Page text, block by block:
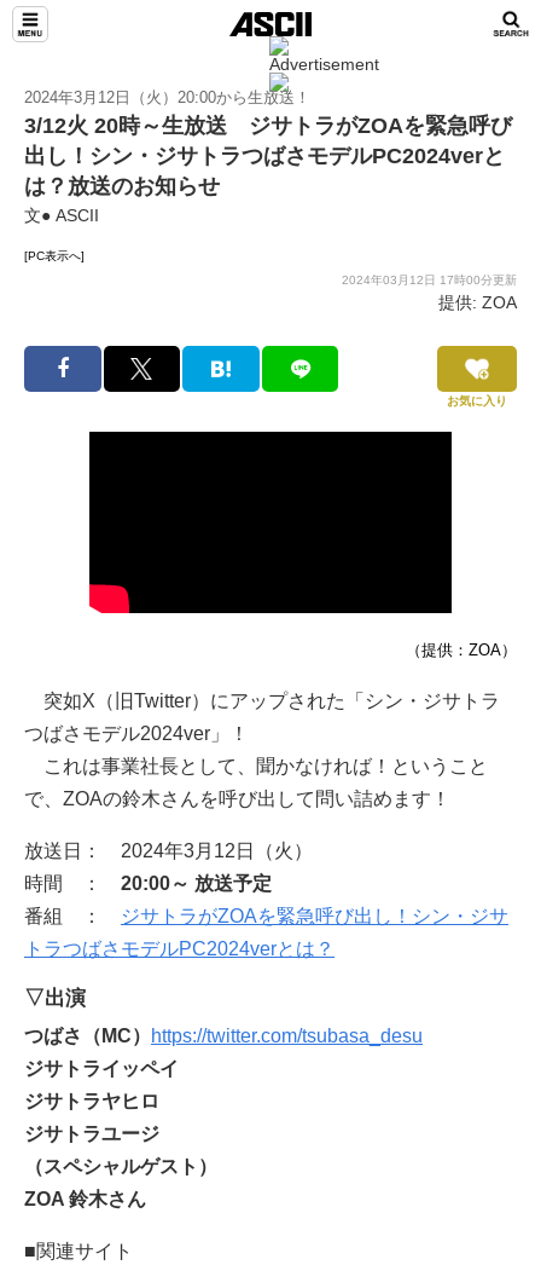
2024年3月12日（火）20:00から生放送！
3/12火 20時～生放送 ジサトラがZOAを緊急呼び
出し！シン・ジサトラつばさモデルPC2024verと
は？放送のお知らせ
文● ASCII
[PC表示へ]
2024年03月12日 17時00分更新
提供: ZOA
お気に入り
（提供：ZOA）
突如X（旧Twitter）にアップされた「シン・ジサトラ
つばさモデル2024ver」！
これは事業社長として、聞かなければ！ということ
で、ZOAの鈴木さんを呼び出して問い詰めます！
放送日： 2024年3月12日（火）
時間 ： 20:00～ 放送予定
番組 ：
ジサトラがZOAを緊急呼び出し！シン・ジサ
トラつばさモデルPC2024verとは？
▽出演
つばさ（MC）
https://twitter.com/tsubasa_desu
ジサトライッペイ
ジサトラヤヒロ
ジサトラユージ
（スペシャルゲスト）
ZOA 鈴木さん
■関連サイト